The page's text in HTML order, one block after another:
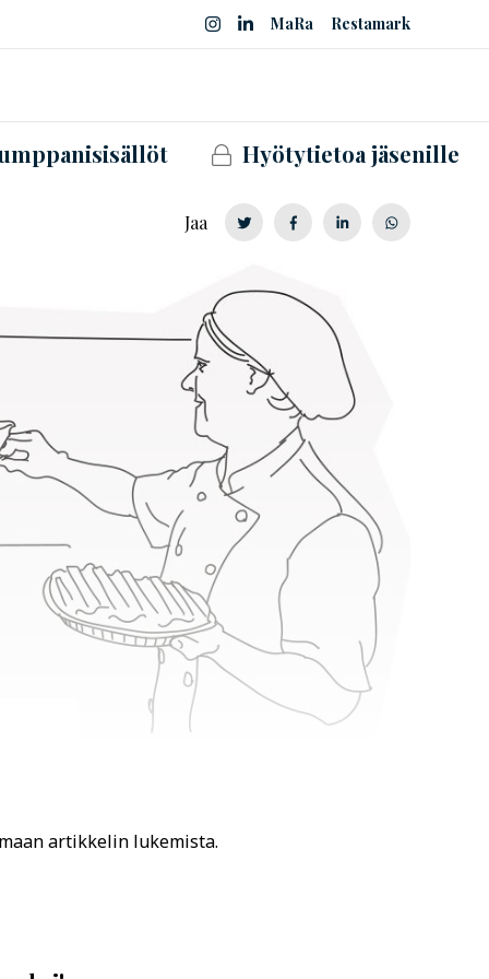
MaRa Restamark
Hyötytietoa jäsenille
Jaa
artikkelin lukemista.